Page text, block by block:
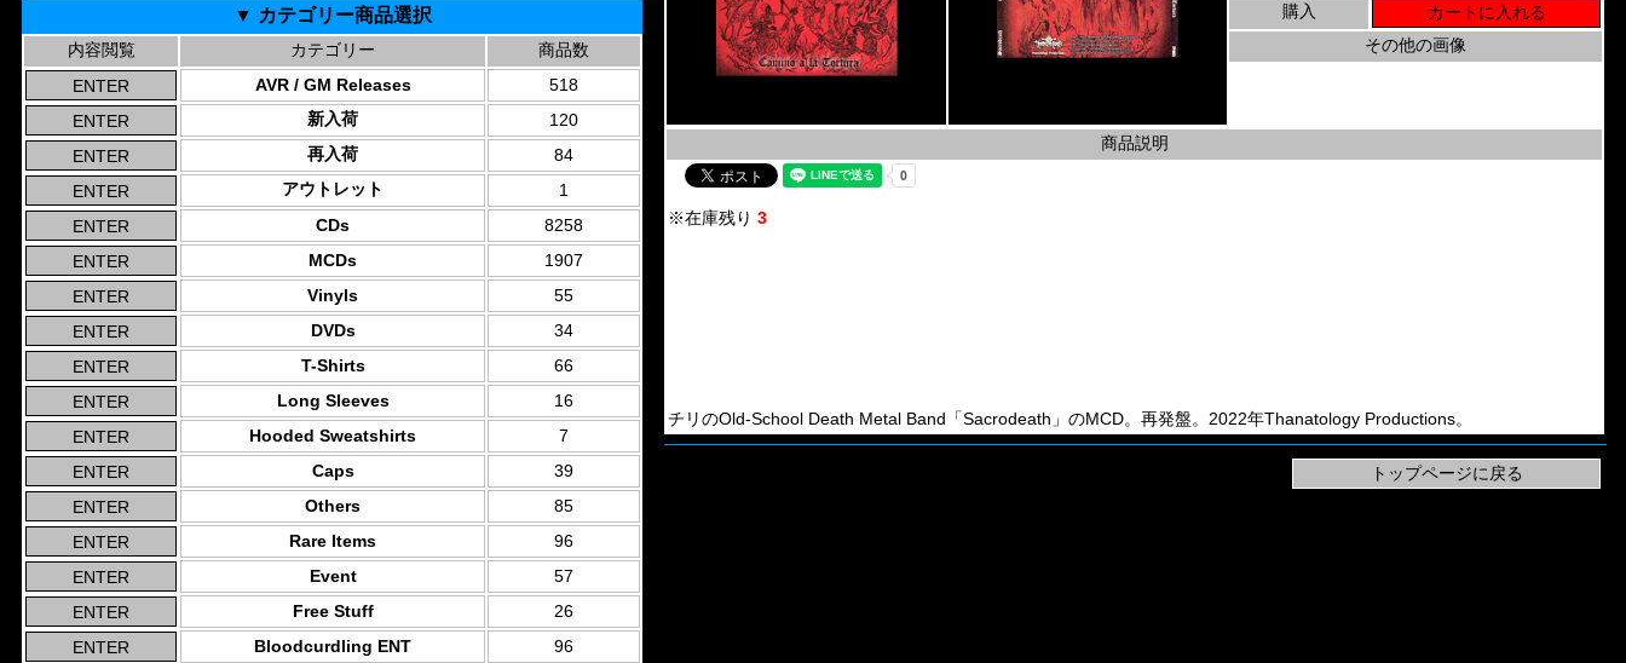
▼ カテゴリー商品選択
内容閲覧 カテゴリー
商品数
AVR / GM Releases
518
新入荷
120
再入荷
84
アウトレット
1
CDs
8258
MCDs
1907
Vinyls
55
DVDs
34
T-Shirts
66
Long Sleeves
16
Hooded Sweatshirts
7
Caps
39
Others
85
Rare Items
96
Event
57
Free Stuff
26
Bloodcurdling ENT
96
購入
その他の画像
商品説明
※在庫残り 3
チリのOld-School Death Metal Band「Sacrodeath」のMCD。再発盤。2022年Thanatology Productions。